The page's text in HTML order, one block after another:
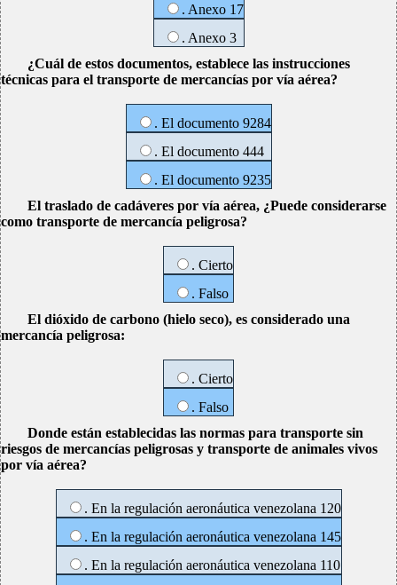
. Anexo 17
. Anexo 3
¿Cuál de estos documentos, establece las instrucciones
técnicas para el transporte de mercancías por vía aérea?
. El documento 9284
. El documento 444
. El documento 9235
El traslado de cadáveres por vía aérea, ¿Puede considerarse
como transporte de mercancía peligrosa?
. Cierto
. Falso
El dióxido de carbono (hielo seco), es considerado una
mercancía peligrosa:
. Cierto
. Falso
Donde están establecidas las normas para transporte sin
riesgos de mercancías peligrosas y transporte de animales vivos
por vía aérea?
. En la regulación aeronáutica venezolana 120
. En la regulación aeronáutica venezolana 145
. En la regulación aeronáutica venezolana 110